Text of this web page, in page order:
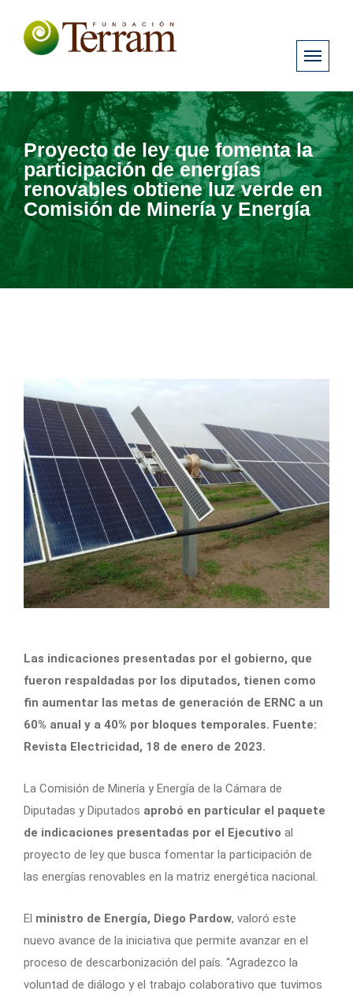
Proyecto de ley que fomenta la
participación de energías
renovables obtiene luz verde en
Comisión de Minería y Energía
Las indicaciones presentadas por el gobierno, que
fueron respaldadas por los diputados, tienen como
fin aumentar las metas de generación de ERNC a un
60% anual y a 40% por bloques temporales. Fuente:
Revista Electricidad, 18 de enero de 2023.
La Comisión de Minería y Energía de la Cámara de
Diputadas y Diputados aprobó en particular el paquete
de indicaciones presentadas por el Ejecutivo al
proyecto de ley que busca fomentar la participación de
las energías renovables en la matriz energética nacional.
El ministro de Energía, Diego Pardow, valoró este
nuevo avance de la iniciativa que permite avanzar en el
proceso de descarbonización del país. “Agradezco la
voluntad de diálogo y el trabajo colaborativo que tuvimos